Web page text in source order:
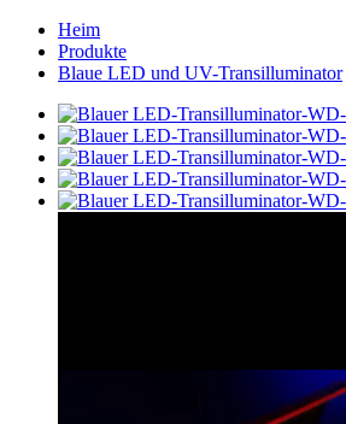
Heim
Produkte
Blaue LED und UV-Transilluminator